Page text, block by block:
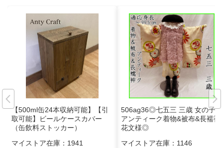
【500ml缶24本収納可能】【引
取可能】ビールケースカバー
（缶飲料ストッカー）
マイストア在庫： 1941
506ag36◎七五三 三歳 女の子
アンティーク着物&被布&長襦袢
花文様◎
マイストア在庫： 1146